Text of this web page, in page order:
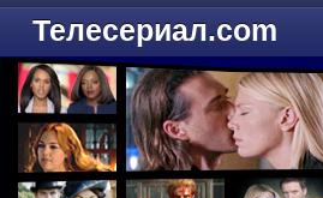
Телесериал.com